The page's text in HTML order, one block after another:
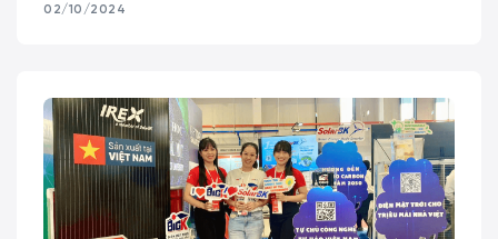
02/10/2024